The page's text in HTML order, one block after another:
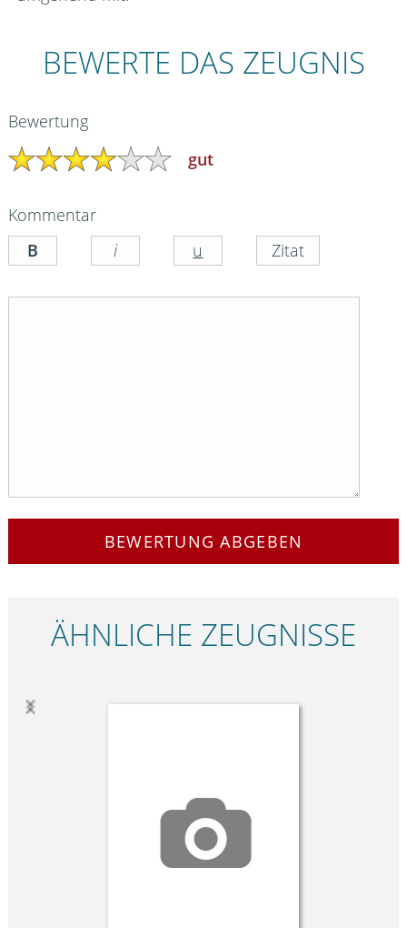
BEWERTE DAS ZEUGNIS
Bewertung
gut
Kommentar
BEWERTUNG ABGEBEN
ÄHNLICHE ZEUGNISSE